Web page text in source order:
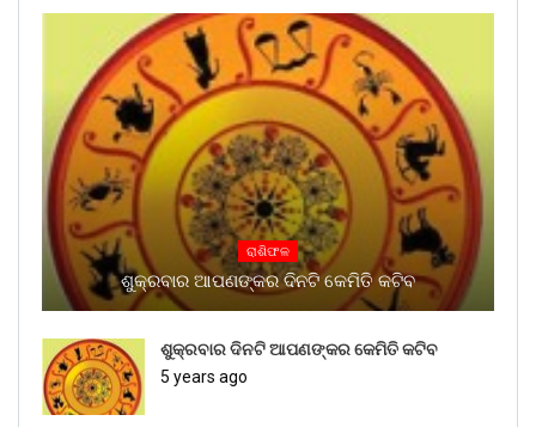
ରାଶିଫଳ
ଶୁକ୍ରବାର ଆପଣଙ୍କର ଦିନଟି କେମିତି କଟିବ
ଶୁକ୍ରବାର ଦିନଟି ଆପଣଙ୍କର କେମିତି କଟିବ
5 years ago